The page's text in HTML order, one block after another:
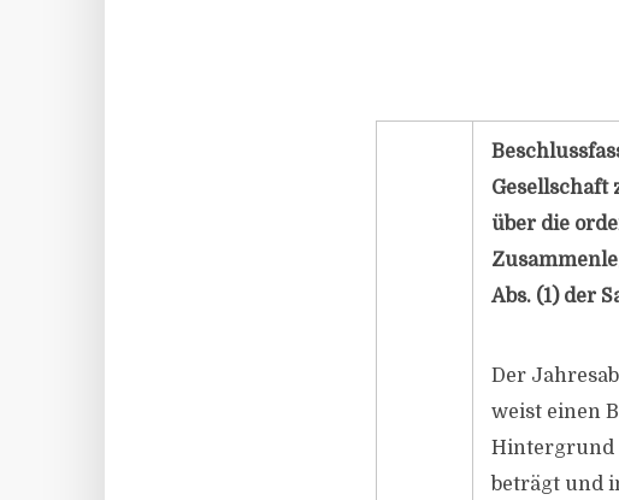
Gesellschaft
über die
Abs. (1) der
Der
weist einen
Hintergrund
beträgt und